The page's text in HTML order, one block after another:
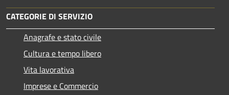
CATEGORIE DI SERVIZIO
Anagrafe e stato civile
Cultura e tempo libero
Vita lavorativa
Imprese e Commercio